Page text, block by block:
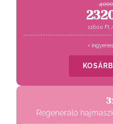
11600 Ft
+
Regeneráló